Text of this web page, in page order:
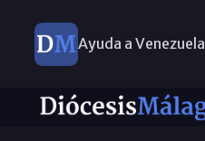
Ayuda a Venezuela